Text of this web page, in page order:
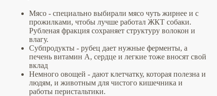
Мясо - специально выбирали мясо чуть жирнее и с
прожилками, чтобы лучше работал ЖКТ собаки.
Рубленая фракция сохраняет структуру волокон и
влагу.
Субпродукты - рубец дает нужные ферменты, а
печень витамин А, сердце и легкие тоже вносят свой
вклад
Немного овощей - дают клетчатку, которая полезна и
людям, и животным для чистого кишечника и
работы перистальтики.